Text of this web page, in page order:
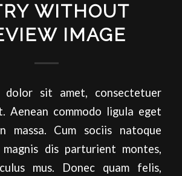
WITHOUT
IMAGE
dolor sit amet, consectetuer
Aenean commodo ligula eget
massa. Cum sociis natoque
dis parturient montes,
mus. Donec quam felis,